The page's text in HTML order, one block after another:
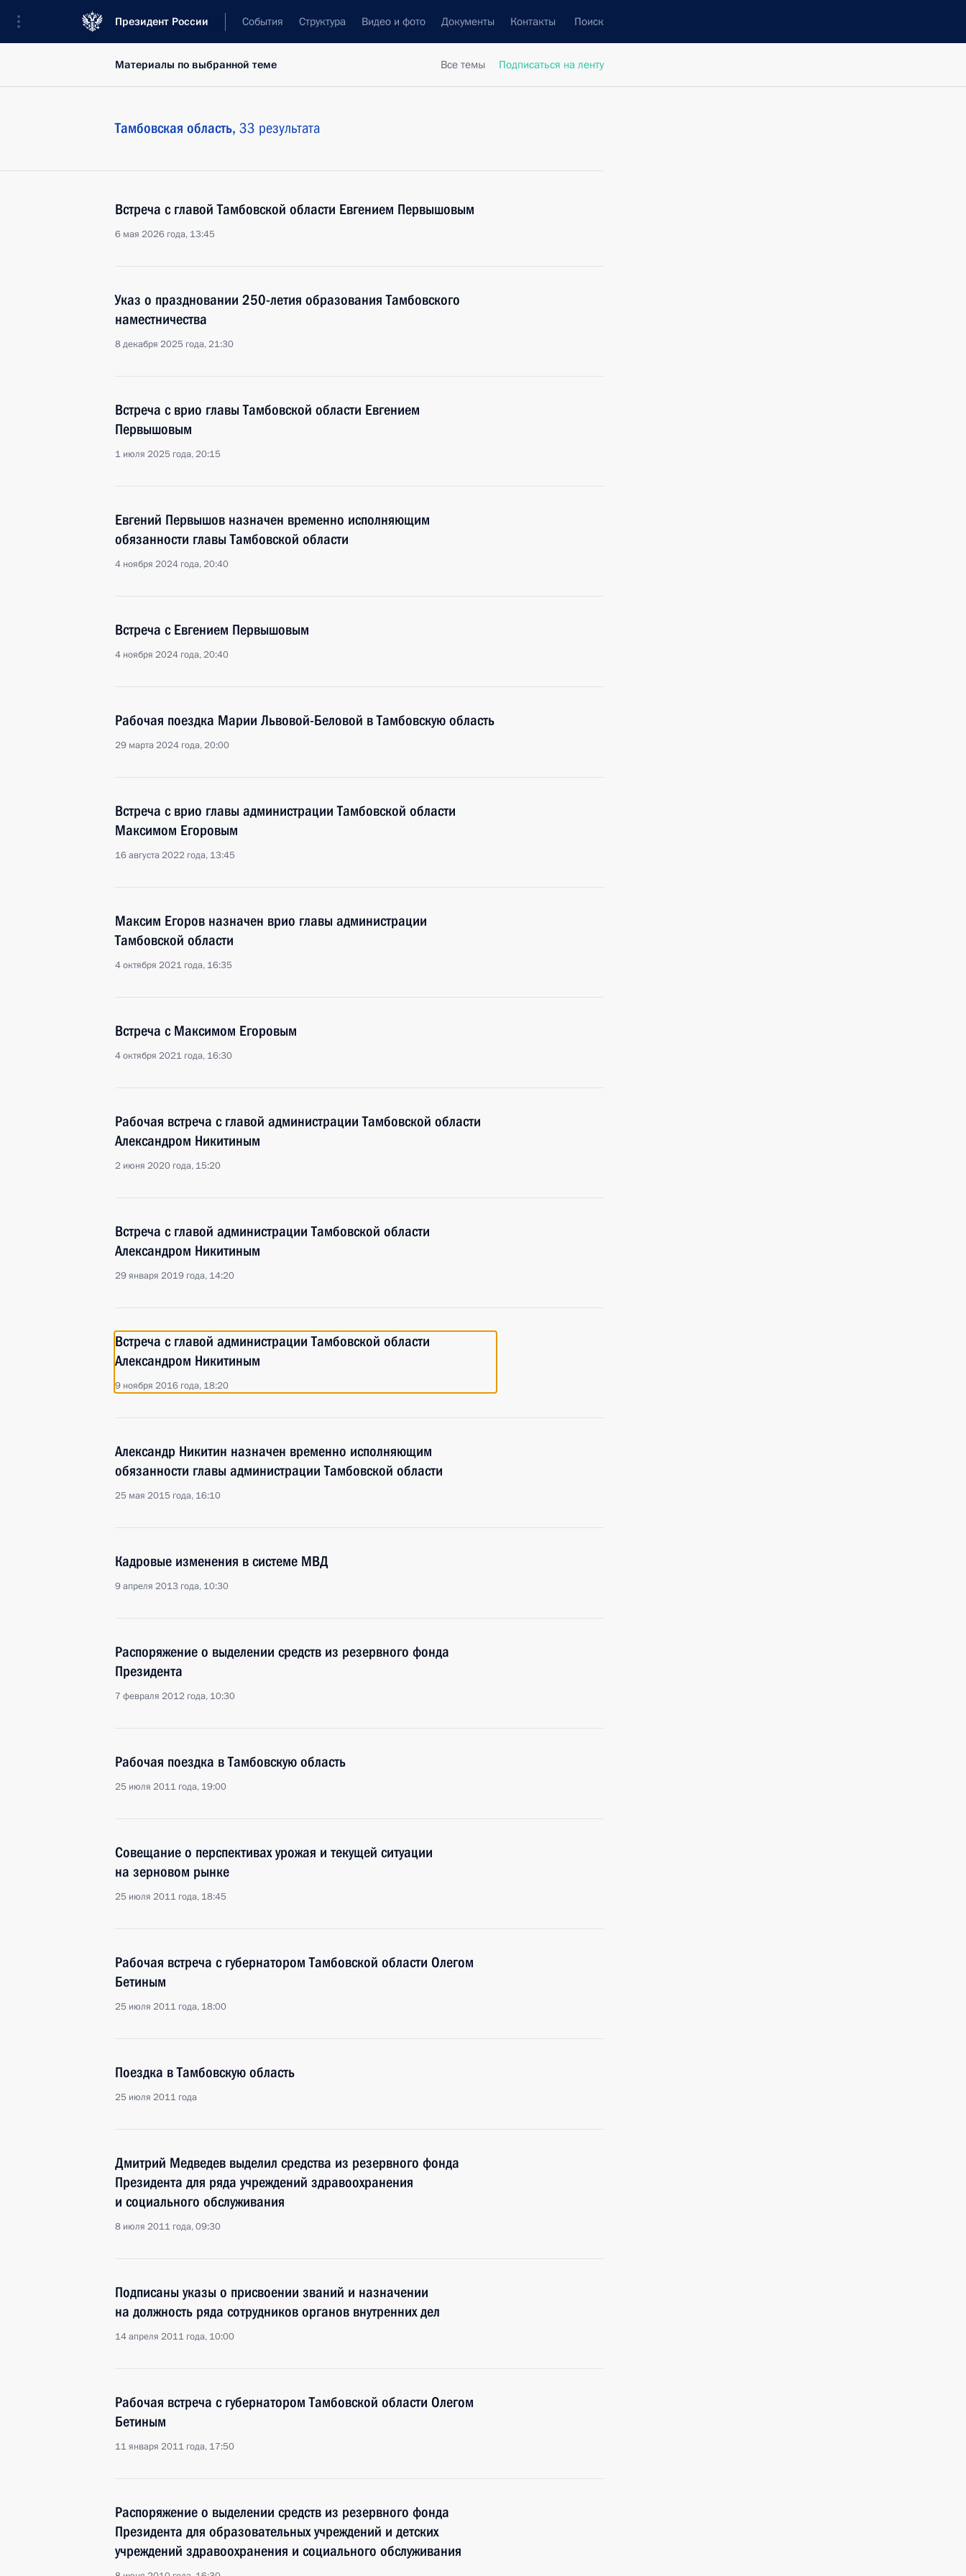
Президент России События Структура Видео и фото Документы Контакты Поиск
Все темы Подписаться на ленту
Материалы по выбранной теме
Тамбовская область, 33 результата
Встреча с главой Тамбовской области Евгением Первышовым
6 мая 2026 года, 13:45
Указ о праздновании 250-летия образования Тамбовского
наместничества
8 декабря 2025 года, 21:30
Встреча с врио главы Тамбовской области Евгением
Первышовым
1 июля 2025 года, 20:15
Евгений Первышов назначен временно исполняющим
обязанности главы Тамбовской области
4 ноября 2024 года, 20:40
Встреча с Евгением Первышовым
4 ноября 2024 года, 20:40
Рабочая поездка Марии Львовой-Беловой в Тамбовскую область
29 марта 2024 года, 20:00
Встреча с врио главы администрации Тамбовской области
Максимом Егоровым
16 августа 2022 года, 13:45
Максим Егоров назначен врио главы администрации
Тамбовской области
4 октября 2021 года, 16:35
Встреча с Максимом Егоровым
4 октября 2021 года, 16:30
Рабочая встреча с главой администрации Тамбовской области
Александром Никитиным
2 июня 2020 года, 15:20
Встреча с главой администрации Тамбовской области
Александром Никитиным
29 января 2019 года, 14:20
Встреча с главой администрации Тамбовской области
Александром Никитиным
9 ноября 2016 года, 18:20
Александр Никитин назначен временно исполняющим
обязанности главы администрации Тамбовской области
25 мая 2015 года, 16:10
Кадровые изменения в системе МВД
9 апреля 2013 года, 10:30
Распоряжение о выделении средств из резервного фонда
Президента
7 февраля 2012 года, 10:30
Рабочая поездка в Тамбовскую область
25 июля 2011 года, 19:00
Совещание о перспективах урожая и текущей ситуации
на зерновом рынке
25 июля 2011 года, 18:45
Рабочая встреча с губернатором Тамбовской области Олегом
Бетиным
25 июля 2011 года, 18:00
Поездка в Тамбовскую область
25 июля 2011 года
Дмитрий Медведев выделил средства из резервного фонда
Президента для ряда учреждений здравоохранения
и социального обслуживания
8 июля 2011 года, 09:30
Подписаны указы о присвоении званий и назначении
на должность ряда сотрудников органов внутренних дел
14 апреля 2011 года, 10:00
Рабочая встреча с губернатором Тамбовской области Олегом
Бетиным
11 января 2011 года, 17:50
Распоряжение о выделении средств из резервного фонда
Президента для образовательных учреждений и детских
учреждений здравоохранения и социального обслуживания